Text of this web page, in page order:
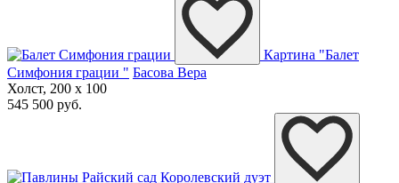
Картина "Балет
Симфония грации " Басова Вера
Холст, 200 x 100
545 500 руб.